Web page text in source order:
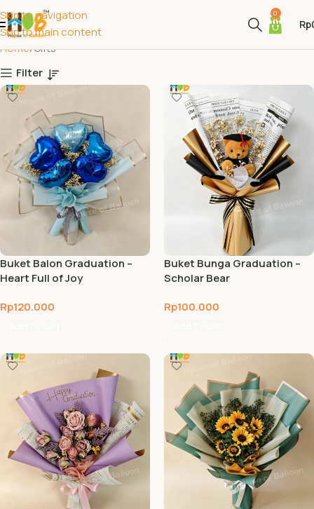
Skip to navigation
Skip to main content
0
Rp
Home Gifts
Filter
Buket Balon Graduation –
Heart Full of Joy
Rp120.000
Buket Bunga Graduation –
Scholar Bear
Rp100.000